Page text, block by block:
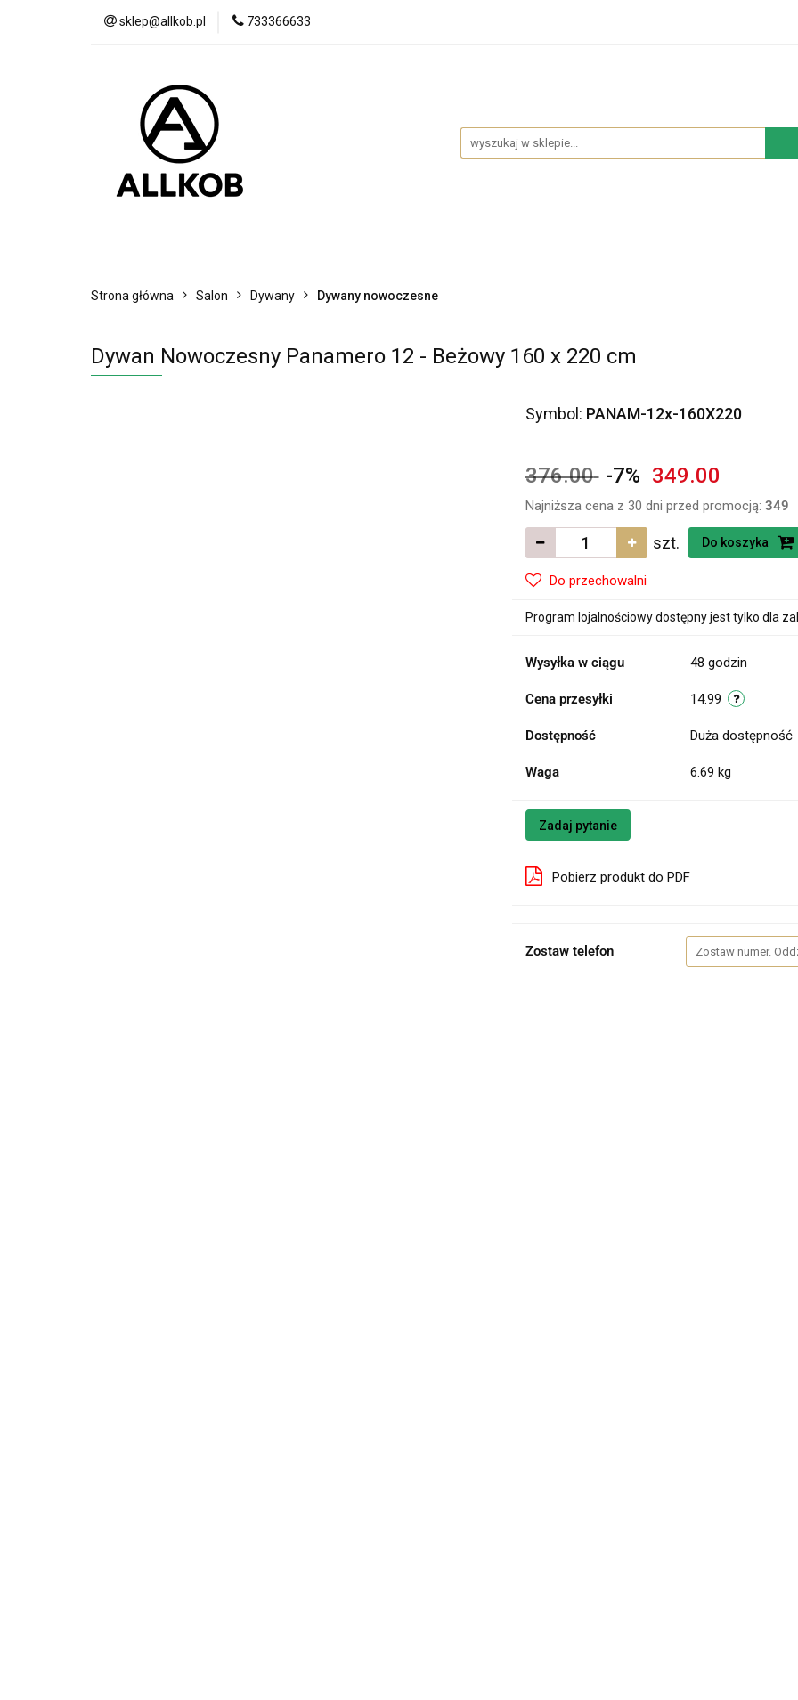
sklep@allkob.pl 733366633
Strona główna Salon Dywany Dywany nowoczesne
Dywan Nowoczesny Panamero 12 - Beżowy 160 x 220 cm
Symbol: PANAM-12x-160X220
376.00 -7% 349.00
Najniższa cena z 30 dni przed promocją: 349
szt. Do koszyka
Do przechowalni
Program lojalnościowy dostępny jest tylko dla
Wysyłka w ciągu 48 godzin
Cena przesyłki 14.99
Dostępność Duża dostępność
Waga 6.69 kg
Zadaj pytanie
Pobierz produkt do PDF
Zostaw telefon